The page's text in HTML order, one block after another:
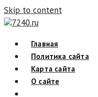
Skip to content
7240.ru
Главная
Политика сайта
Карта сайта
О сайте